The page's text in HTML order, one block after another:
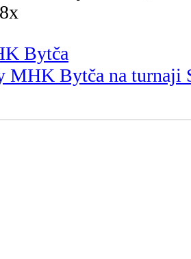
Bytča
MHK Bytča na turnaji